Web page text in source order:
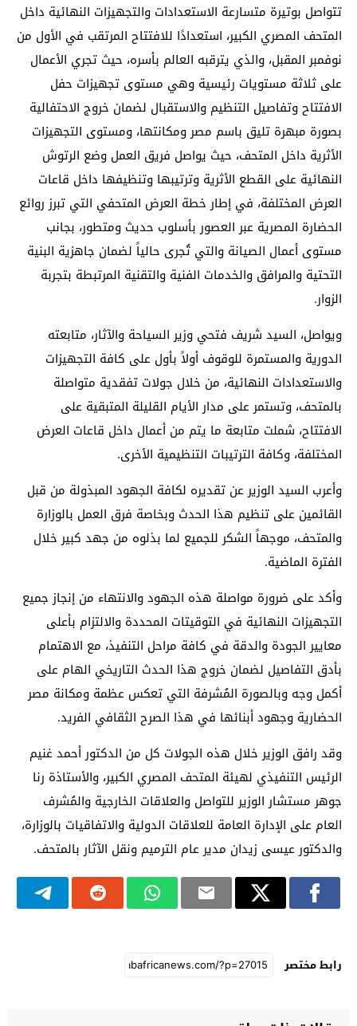
تتواصل بوتيرة متسارعة الاستعدادات والتجهيزات النهائية داخل
المتحف المصري الكبير، استعدادًا للافتتاح المرتقب في الأول من
نوفمبر المقبل، والذي يترقبه العالم بأسره، حيث تجري الأعمال
على ثلاثة مستويات رئيسية وهي مستوى تجهيزات حفل
الافتتاح وتفاصيل التنظيم والاستقبال لضمان خروج الاحتفالية
بصورة مبهرة تليق باسم مصر ومكانتها، ومستوى التجهيزات
الأثرية داخل المتحف، حيث يواصل فريق العمل وضع الرتوش
النهائية على القطع الأثرية وترتيبها وتنظيفها داخل قاعات
العرض المختلفة، في إطار خطة العرض المتحفي التي تبرز روائع
الحضارة المصرية عبر العصور بأسلوب حديث ومتطور، بجانب
مستوى أعمال الصيانة والتي تُجرى حالياً لضمان جاهزية البنية
التحتية والمرافق والخدمات الفنية والتقنية المرتبطة بتجربة
الزوار.
ويواصل، السيد شريف فتحي وزير السياحة والآثار، متابعته
الدورية والمستمرة للوقوف أولاً بأول على كافة التجهيزات
والاستعدادات النهائية، من خلال جولات تفقدية متواصلة
بالمتحف، وتستمر على مدار الأيام القليلة المتبقية على
الافتتاح، شملت متابعة ما يتم من أعمال داخل قاعات العرض
المختلفة، وكافة الترتيبات التنظيمية الأخرى.
وأعرب السيد الوزير عن تقديره لكافة الجهود المبذولة من قبل
القائمين على تنظيم هذا الحدث وبخاصة فرق العمل بالوزارة
والمتحف، موجهاً الشكر للجميع لما بذلوه من جهد كبير خلال
الفترة الماضية.
وأكد على ضرورة مواصلة هذه الجهود والانتهاء من إنجاز جميع
التجهيزات النهائية في التوقيتات المحددة والالتزام بأعلى
معايير الجودة والدقة في كافة مراحل التنفيذ، مع الاهتمام
بأدق التفاصيل لضمان خروج هذا الحدث التاريخي الهام على
أكمل وجه وبالصورة المُشرفة التي تعكس عظمة ومكانة مصر
الحضارية وجهود أبنائها في هذا الصرح الثقافي الفريد.
وقد رافق الوزير خلال هذه الجولات كل من الدكتور أحمد غنيم
الرئيس التنفيذي لهيئة المتحف المصري الكبير، والأستاذة رنا
جوهر مستشار الوزير للتواصل والعلاقات الخارجية والمُشرف
العام على الإدارة العامة للعلاقات الدولية والاتفاقيات بالوزارة،
والدكتور عيسى زيدان مدير عام الترميم ونقل الآثار بالمتحف.
رابط مختصر